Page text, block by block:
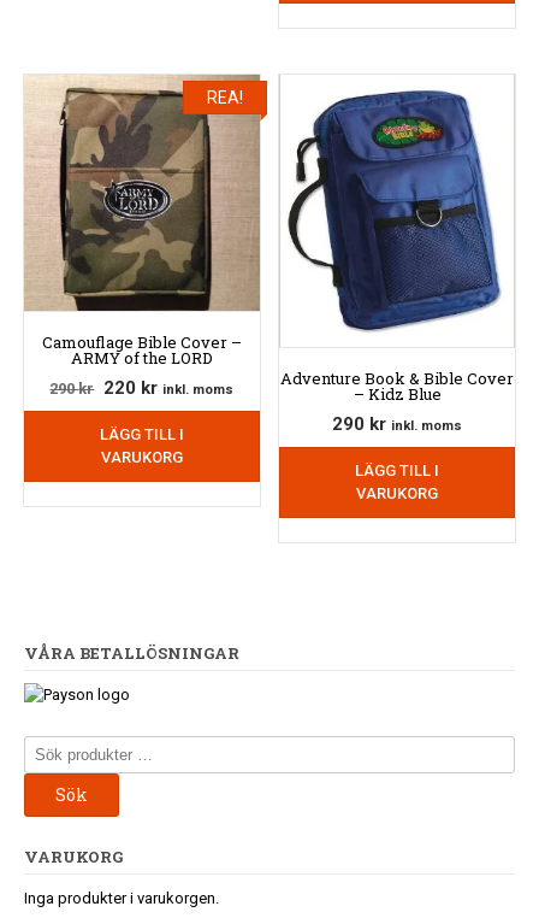
REA!
Camouflage Bible Cover –
ARMY of the LORD
290kr Det
ursprungliga
priset
var:
220 krDet
nuvarande
priset
är:
inkl. moms
LÄGG TILL I
VARUKORG
Adventure Book & Bible Cover
– Kidz Blue
290 kr inkl. moms
LÄGG TILL I
VARUKORG
VÅRA BETALLÖSNINGAR
Sök
efter:
Sök
VARUKORG
Inga produkter i varukorgen.